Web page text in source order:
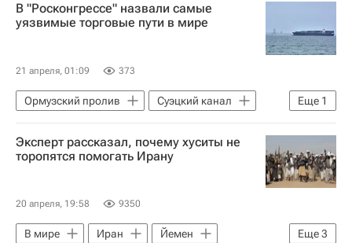
В "Росконгрессе" назвали самые
уязвимые торговые пути в мире
21 апреля, 01:09 373
Еще 1
Ормузский пролив
Суэцкий канал
Малайзия
Эксперт рассказал, почему хуситы не
торопятся помогать Ирану
20 апреля, 19:58 9350
Еще3
В мире Иран
Йемен